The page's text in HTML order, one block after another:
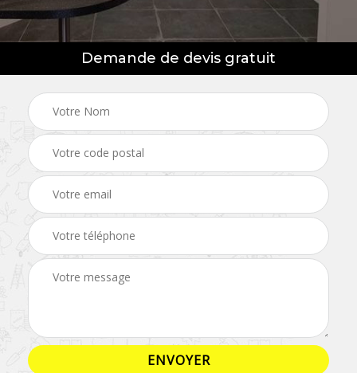
Demande de devis gratuit